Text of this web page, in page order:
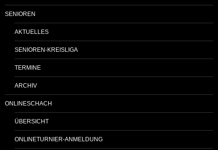
SENIOREN
AKTUELLES
SENIOREN-KREISLIGA
TERMINE
ARCHIV
ONLINESCHACH
ÜBERSICHT
ONLINETURNIER-ANMELDUNG